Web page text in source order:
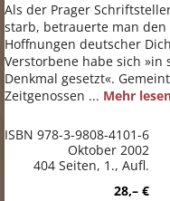
Als der Prager
starb, betrauerte man
Hoffnungen deutscher
Verstorbene habe sich »in
Denkmal gesetzt«.
Zeitgenossen ... Mehr
ISBN 978-3-9808-4101-6
Oktober 2002
404 Seiten, 1., Aufl.
28,– €